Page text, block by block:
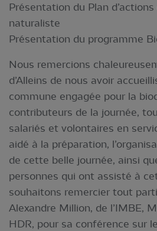
Présentation du Plan
naturaliste
Présentation du programme
Nous remercions
d’Alleins de nous avoir
commune engagée pour la
contributeurs de la journée,
salariés et volontaires en
aidé à la préparation,
de cette belle journée, ainsi
personnes qui ont assisté à
souhaitons remercier tout
Alexandre Million, de l’IMBE,
HDR, pour sa conférence sur